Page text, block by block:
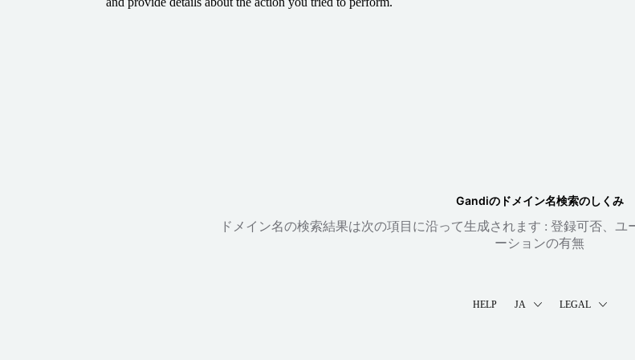
Gandiのドメイン名検索のしくみ
ドメイン名の検索結果は次の項目に沿って生成されます : 登録可否、
ーションの有無
HELP JA LEGAL